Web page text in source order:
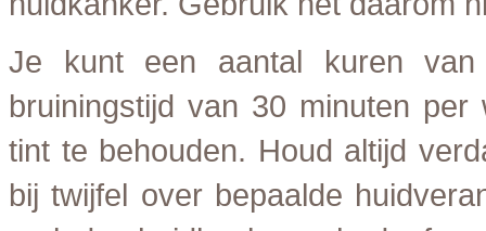
Je kunt een aantal kuren
bruiningstijd van 30 minuten
tint te behouden. Houd altijd
bij twijfel over bepaalde